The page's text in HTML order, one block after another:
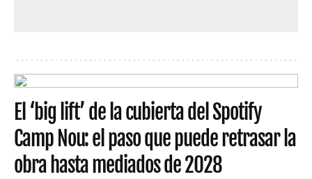
El ‘big lift’ de la cubierta del Spotify
Camp Nou: el paso que puede retrasar la
obra hasta mediados de 2028